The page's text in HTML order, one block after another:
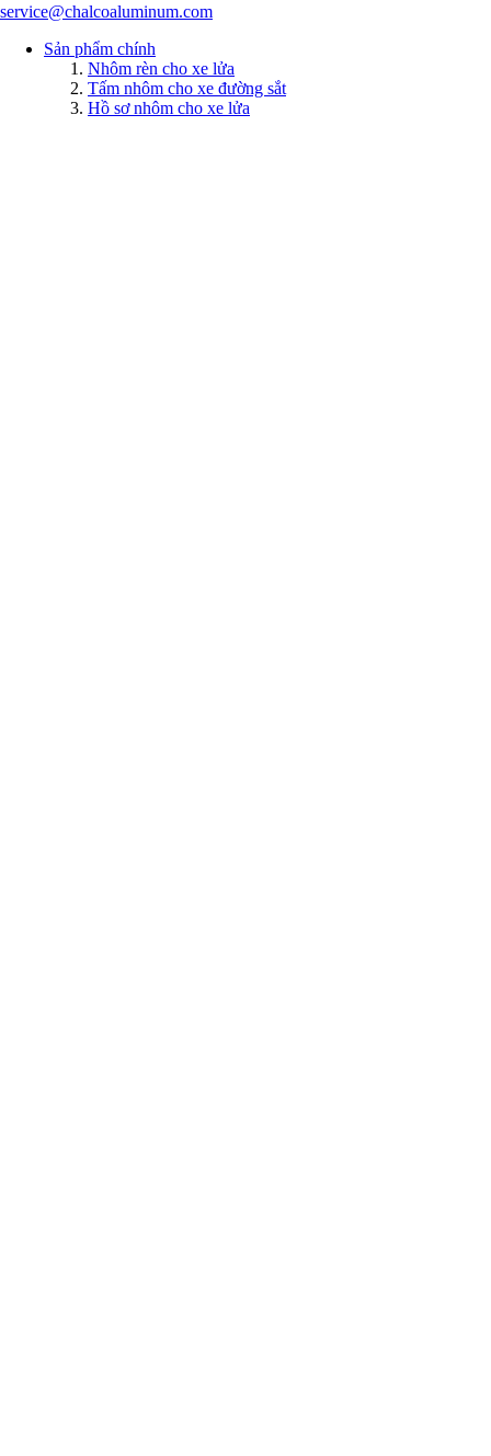
service@chalcoaluminum.com
Sản phẩm chính
Nhôm rèn cho xe lửa
Tấm nhôm cho xe đường sắt
Hồ sơ nhôm cho xe lửa